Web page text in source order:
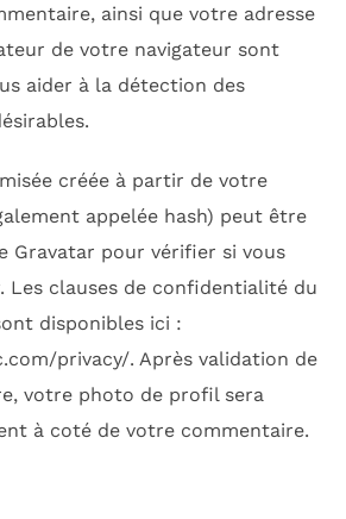
ainsi que votre adresse
de votre navigateur sont
aider à la détection des
créée à partir de votre
appelée hash) peut être
Gravatar pour vérifier si vous
Les clauses de confidentialité du
disponibles ici :
privacy/. Après validation de
votre photo de profil sera
à coté de votre commentaire.